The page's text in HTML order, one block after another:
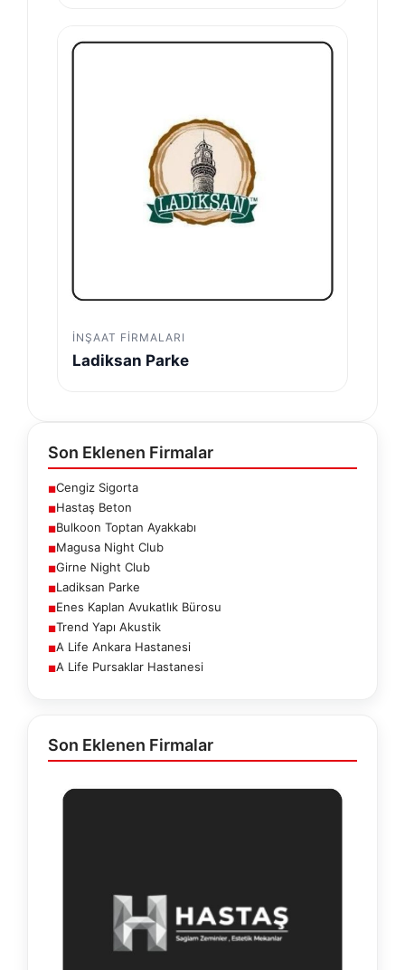
İNŞAAT FIRMALARI
Ladiksan Parke
Son Eklenen Firmalar
■Cengiz Sigorta
■Hastaş Beton
■Bulkoon Toptan Ayakkabı
■Magusa Night Club
■Girne Night Club
■Ladiksan Parke
■Enes Kaplan Avukatlık Bürosu
■Trend Yapı Akustik
■A Life Ankara Hastanesi
■A Life Pursaklar Hastanesi
Son Eklenen Firmalar